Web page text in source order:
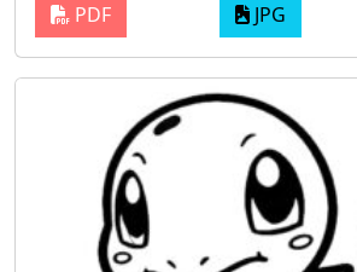
PDF JPG